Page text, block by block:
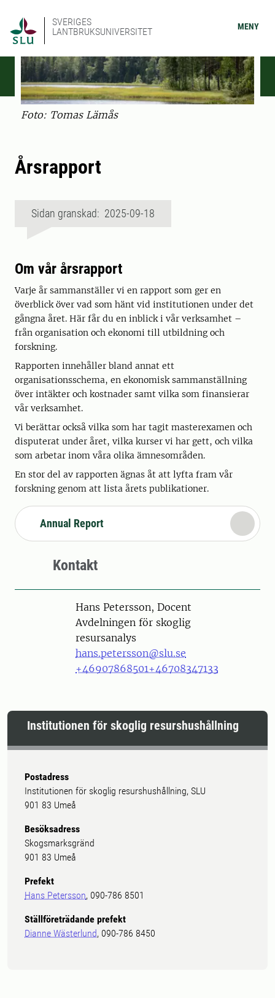
SVERIGES
LANTBRUKSUNIVERSITET
MENY
Foto: Tomas Lämås
Årsrapport
Sidan granskad: 2025-09-18
Om vår årsrapport
Varje år sammanställer vi en rapport som ger en
överblick över vad som hänt vid institutionen under det
gångna året. Här får du en inblick i vår verksamhet –
från organisation och ekonomi till utbildning och
forskning.
Rapporten innehåller bland annat ett
organisationsschema, en ekonomisk sammanställning
över intäkter och kostnader samt vilka som finansierar
vår verksamhet.
Vi berättar också vilka som har tagit masterexamen och
disputerat under året, vilka kurser vi har gett, och vilka
som arbetar inom våra olika ämnesområden.
En stor del av rapporten ägnas åt att lyfta fram vår
forskning genom att lista årets publikationer.
Annual Report
Kontakt
PersonHans Petersson, Docent
Avdelningen för skoglig
resursanalys
hans.petersson@slu.se
+46907868501+46708347133
Institutionen för skoglig resurshushållning
Postadress
Institutionen för skoglig resurshushållning, SLU
901 83 Umeå
Besöksadress
Skogsmarksgränd
901 83 Umeå
Prefekt
Hans Petersson, 090-786 8501
Ställföreträdande prefekt
Dianne Wästerlund, 090-786 8450